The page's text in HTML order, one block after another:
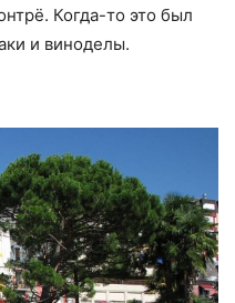
Когда-то это был
и виноделы.